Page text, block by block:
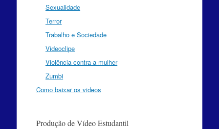
Sexualidade
Terror
Trabalho e Sociedade
Videoclipe
Violência contra a mulher
Zumbi
Como baixar os videos
Produção de Vídeo Estudantil